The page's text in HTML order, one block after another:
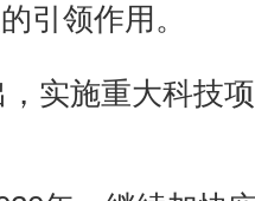
引领作用。
施重大科技项